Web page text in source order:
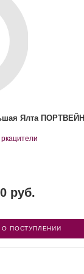
Ялта ПОРТВЕЙН
ркацители
руб.
ПОСТУПЛЕНИИ